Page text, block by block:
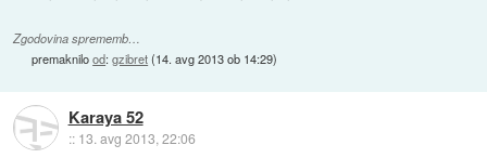
Zgodovina sprememb…
premaknilood:gzibret(14. avg 2013 ob 14:29)
Karaya 52
:: 13. avg 2013, 22:06